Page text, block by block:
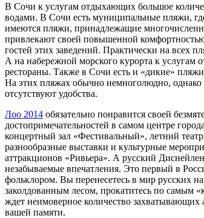
В Сочи к услугам отдыхающих большое
водами. В Сочи есть муниципальные пляжи,
имеются пляжи, принадлежащие
привлекают своей повышенной
гостей этих заведений. Практически на всех
А на набережной морского курорта к
рестораны. Также в Сочи есть и «дикие»
На этих пляжах обычно немноголюдно, однако
отсутствуют удобства.
Лоо 2014 обязательно понравится своей
достопримечательностей в самом центре
концертный зал «Фестивальный», летний
разнообразные выставки и культурные
аттракционов «Ривьера». А русский
незабываемые впечатления. Это первый в
фольклором. Вы перенесетесь в мир русских
заколдованным лесом, прокатитесь по самым
ждет неимоверное количество захватывающих
вашей памяти.